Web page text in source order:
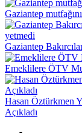
Gaziantep
Gaziantep
Emeklilere ÖTV
Hasan Öztürkmen
Açıkladı